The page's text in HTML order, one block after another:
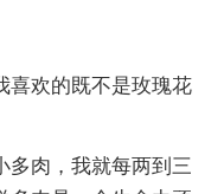
喜欢的既不是玫瑰花
多肉，我就每两到三